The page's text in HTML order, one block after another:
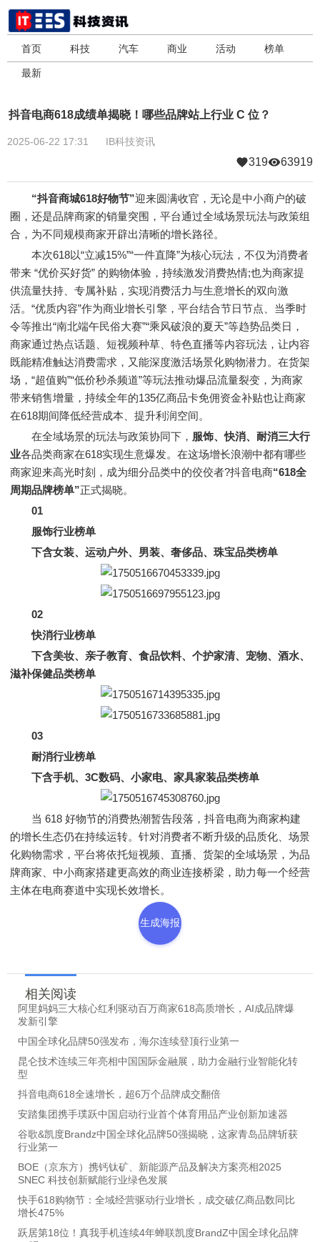
首页 科技 汽车 商业 活动 榜单
最新
抖音电商618成绩单揭晓！哪些品牌站上行业 C 位？
2025-06-22 17:31 IB科技资讯
319 63919
“抖音商城618好物节”迎来圆满收官，无论是中小商户的破
圈，还是品牌商家的销量突围，平台通过全域场景玩法与政策组
合，为不同规模商家开辟出清晰的增长路径。
本次618以“立减15%”“一件直降”为核心玩法，不仅为消费者
带来 “优价买好货” 的购物体验，持续激发消费热情;也为商家提
供流量扶持、专属补贴，实现消费活力与生意增长的双向激
活。“优质内容”作为商业增长引擎，平台结合节日节点、当季时
令等推出“南北端午民俗大赛”“乘风破浪的夏天”等趋势品类日，
商家通过热点话题、短视频种草、特色直播等内容玩法，让内容
既能精准触达消费需求，又能深度激活场景化购物潜力。在货架
场，“超值购”“低价秒杀频道”等玩法推动爆品流量裂变，为商家
带来销售增量，持续全年的135亿商品卡免佣资金补贴也让商家
在618期间降低经营成本、提升利润空间。
在全域场景的玩法与政策协同下， 服饰、快消、耐消三大行
业各品类商家在618实现生意爆发。在这场增长浪潮中都有哪些
商家迎来高光时刻，成为细分品类中的佼佼者?抖音电商“618全
周期品牌榜单”正式揭晓。
01
服饰行业榜单
下含女装、运动户外、男装、奢侈品、珠宝品类榜单
02
快消行业榜单
下含美妆、亲子教育、食品饮料、个护家清、宠物、酒水、
滋补保健品类榜单
03
耐消行业榜单
下含手机、3C数码、小家电、家具家装品类榜单
当 618 好物节的消费热潮暂告段落，抖音电商为商家构建
的增长生态仍在持续运转。针对消费者不断升级的品质化、场景
化购物需求，平台将依托短视频、直播、货架的全域场景，为品
牌商家、中小商家搭建更高效的商业连接桥梁，助力每一个经营
主体在电商赛道中实现长效增长。
生成海报
相关阅读
阿里妈妈三大核心红利驱动百万商家618高质增长，AI成品牌爆
发新引擎
中国全球化品牌50强发布，海尔连续登顶行业第一
昆仑技术连续三年亮相中国国际金融展，助力金融行业智能化转
型
抖音电商618全速增长，超6万个品牌成交翻倍
安踏集团携手璞跃中国启动行业首个体育用品产业创新加速器
谷歌&凯度Brandz中国全球化品牌50强揭晓，这家青岛品牌斩获
行业第一
BOE（京东方）携钙钛矿、新能源产品及解决方案亮相2025
SNEC 科技创新赋能行业绿色发展
快手618购物节：全域经营驱动行业增长，成交破亿商品数同比
增长475%
跃居第18位！真我手机连续4年蝉联凯度BrandZ中国全球化品牌